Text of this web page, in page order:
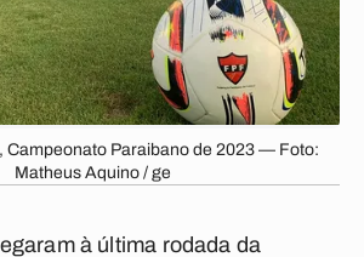
Campeonato Paraibano de 2023 — Foto:
Matheus Aquino / ge
à última rodada da